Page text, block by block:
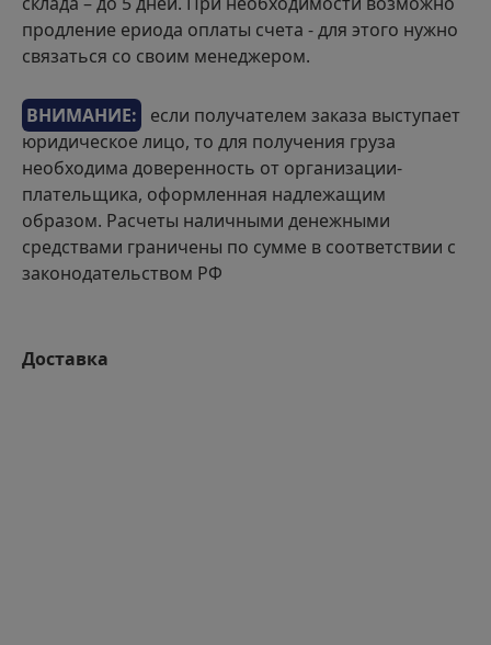
продление ериода оплаты счета - для этого нужно
связаться со своим менеджером.
ВНИМАНИЕ:
если получателем заказа выступает
юридическое лицо, то для получения груза
необходима доверенность от организации-
плательщика, оформленная надлежащим
образом. Расчеты наличными денежными
средствами граничены по сумме в соответствии с
законодательством РФ
Доставка